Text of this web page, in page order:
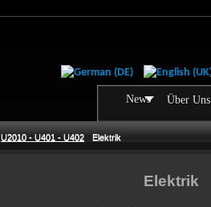
News Über Uns
U2010 - U401 - U402 Elektrik
Elektrik